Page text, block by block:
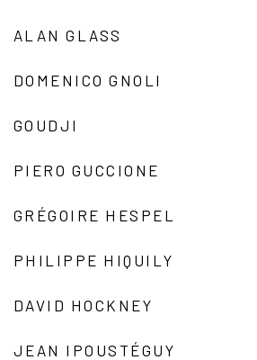
ALAN GLASS
DOMENICO GNOLI
GOUDJI
PIERO GUCCIONE
GRÉGOIRE HESPEL
PHILIPPE HIQUILY
DAVID HOCKNEY
JEAN IPOUSTÉGUY